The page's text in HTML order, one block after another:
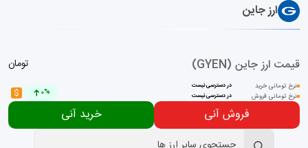
ارز جاین
قیمت ارز جاین (GYEN)
نرخ تومانی خرید در دسترسی نیست
نرخ تومانی فروش در دسترسی نیست
تومان
0%
$
فروش آنی خرید آنی